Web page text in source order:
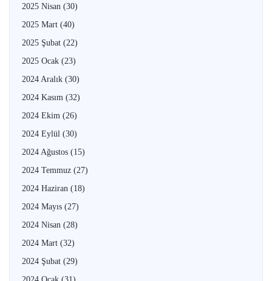
2025 Nisan (30)
2025 Mart (40)
2025 Şubat (22)
2025 Ocak (23)
2024 Aralık (30)
2024 Kasım (32)
2024 Ekim (26)
2024 Eylül (30)
2024 Ağustos (15)
2024 Temmuz (27)
2024 Haziran (18)
2024 Mayıs (27)
2024 Nisan (28)
2024 Mart (32)
2024 Şubat (29)